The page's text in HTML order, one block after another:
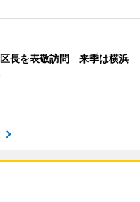
長を表敬訪問 来季は横浜